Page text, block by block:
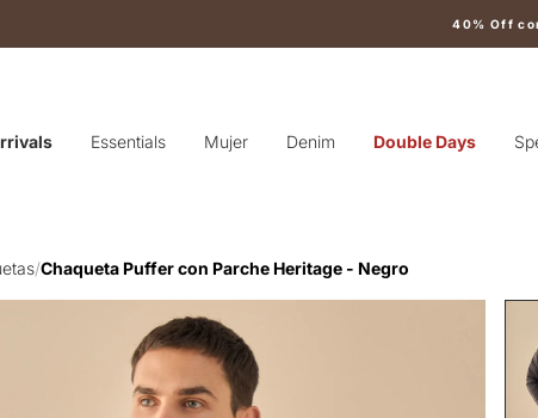
40% Off
Essentials Mujer Denim Double Days
/Chaqueta Puffer con Parche Heritage - Negro